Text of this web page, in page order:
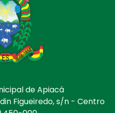
de Apiacá
Figueiredo, s/n - Centro